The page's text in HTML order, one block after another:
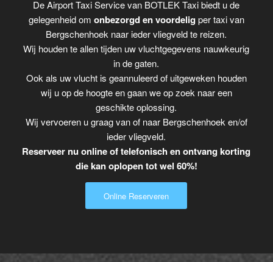
De Airport Taxi Service van BOTLEK Taxi biedt u de
gelegenheid om onbezorgd en voordelig per taxi van
Bergschenhoek naar ieder vliegveld te reizen.
Wij houden te allen tijden uw vluchtgegevens nauwkeurig
in de gaten.
Ook als uw vlucht is geannuleerd of uitgeweken houden
wij u op de hoogte en gaan we op zoek naar een
geschikte oplossing.
Wij vervoeren u graag van of naar Bergschenhoek en/of
ieder vliegveld.
Reserveer nu online of telefonisch en ontvang korting
die kan oplopen tot wel 60%!
Online Reserveren